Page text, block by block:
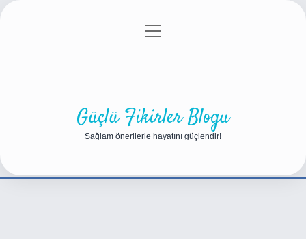
Gizlilik Politikası
menüyü
Güçlü Fikirler Blogu
Sağlam önerilerle hayatını güçlendir!